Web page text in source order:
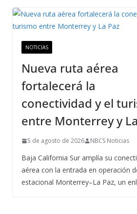
NOTICIAS
Nueva ruta aérea
fortalecerá la
conectividad y el
entre Monterrey y
5 de agosto de 2026 NBCS Noticias
Baja California Sur amplía su
aérea con la entrada en operación
estacional Monterrey–La Paz, un